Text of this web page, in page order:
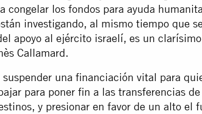
congelar los fondos para ayuda
investigando, al mismo tiempo que
apoyo al ejército israelí, es un
Callamard.
suspender una financiación vital para
para poner fin a las transferencias
y presionar en favor de un alto el